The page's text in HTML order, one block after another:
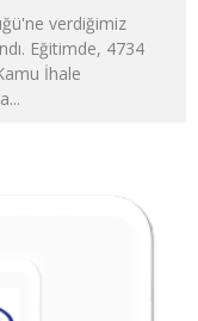
verdiğimiz
Eğitimde, 4734
İhale
...